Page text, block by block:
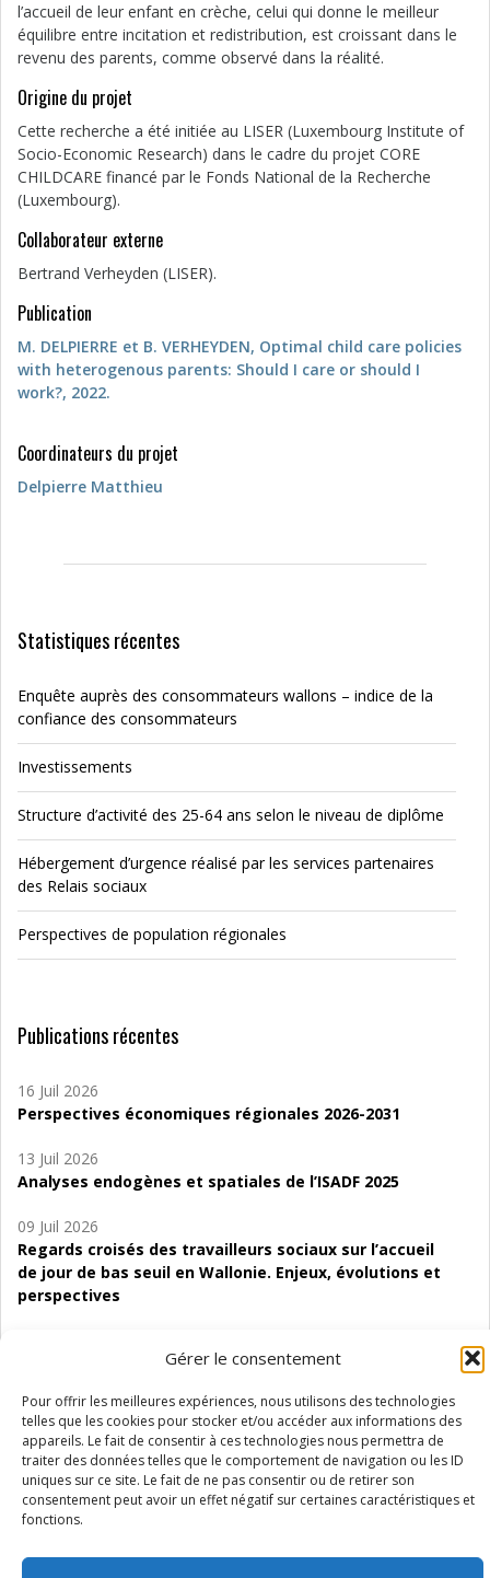
Gérer le consentement
Pour offrir les meilleures expériences, nous utilisons des technologies
telles que les cookies pour stocker et/ou accéder aux informations des
appareils. Le fait de consentir à ces technologies nous permettra de
traiter des données telles que le comportement de navigation ou les ID
uniques sur ce site. Le fait de ne pas consentir ou de retirer son
consentement peut avoir un effet négatif sur certaines caractéristiques et
fonctions.
l’accueil de leur enfant en crèche, celui qui donne le meilleur
équilibre entre incitation et redistribution, est croissant dans le
revenu des parents, comme observé dans la réalité.
Origine du projet
Cette recherche a été initiée au LISER (Luxembourg Institute of
Socio-Economic Research) dans le cadre du projet CORE
CHILDCARE financé par le Fonds National de la Recherche
(Luxembourg).
Collaborateur externe
Bertrand Verheyden (LISER).
Publication
M. DELPIERRE et B. VERHEYDEN, Optimal child care policies
with heterogenous parents: Should I care or should I
work?, 2022.
Coordinateurs du projet
Delpierre Matthieu
Statistiques récentes
Enquête auprès des consommateurs wallons – indice de la
confiance des consommateurs
Investissements
Structure d’activité des 25-64 ans selon le niveau de diplôme
Hébergement d’urgence réalisé par les services partenaires
des Relais sociaux
Perspectives de population régionales
Publications récentes
16 Juil 2026
Perspectives économiques régionales 2026-2031
13 Juil 2026
Analyses endogènes et spatiales de l’ISADF 2025
09 Juil 2026
Regards croisés des travailleurs sociaux sur l’accueil
de jour de bas seuil en Wallonie. Enjeux, évolutions et
perspectives
Étude d’évaluabilité des Structures
01 Juil 2026
Pénurie du personnel infirmier :quels indicateurs
d’offre de soins pour comprendre la situation en
Wallonie ?